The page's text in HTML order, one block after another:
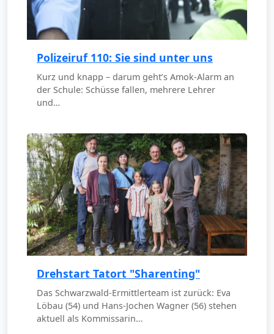
Polizeiruf 110: Sie sind unter uns
Kurz und knapp – darum geht’s Amok-Alarm an
der Schule: Schüsse fallen, mehrere Lehrer
und…
Drehstart Tatort "Sharenting"
Das Schwarzwald-Ermittlerteam ist zurück: Eva
Löbau (54) und Hans-Jochen Wagner (56) stehen
aktuell als Kommissarin…